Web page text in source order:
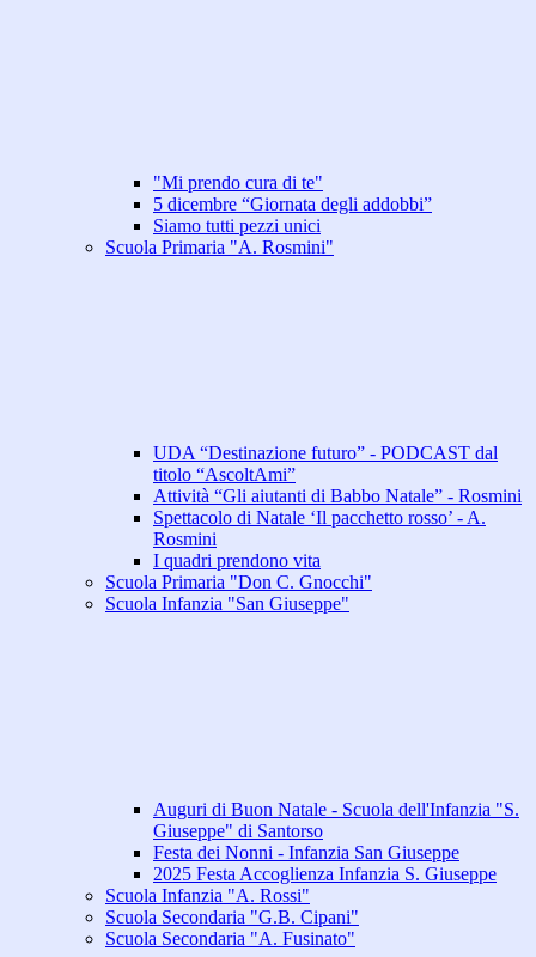
"Mi prendo cura di te"
5 dicembre “Giornata degli addobbi”
Siamo tutti pezzi unici
Scuola Primaria "A. Rosmini"
UDA “Destinazione futuro” - PODCAST dal
titolo “AscoltAmi”
Attività “Gli aiutanti di Babbo Natale” - Rosmini
Spettacolo di Natale ‘Il pacchetto rosso’ - A.
Rosmini
I quadri prendono vita
Scuola Primaria "Don C. Gnocchi"
Scuola Infanzia "San Giuseppe"
Auguri di Buon Natale - Scuola dell'Infanzia "S.
Giuseppe" di Santorso
Festa dei Nonni - Infanzia San Giuseppe
2025 Festa Accoglienza Infanzia S. Giuseppe
Scuola Infanzia "A. Rossi"
Scuola Secondaria "G.B. Cipani"
Scuola Secondaria "A. Fusinato"